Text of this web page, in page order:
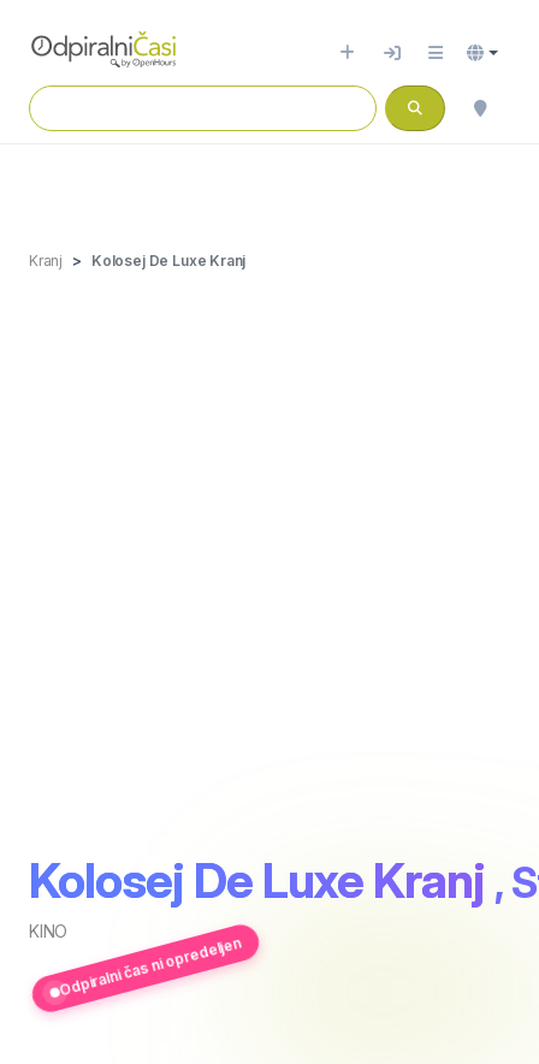
Kranj Kolosej De Luxe Kranj
Kolosej De Luxe Kranj ,
KINO
Odpiralni čas ni opredeljen